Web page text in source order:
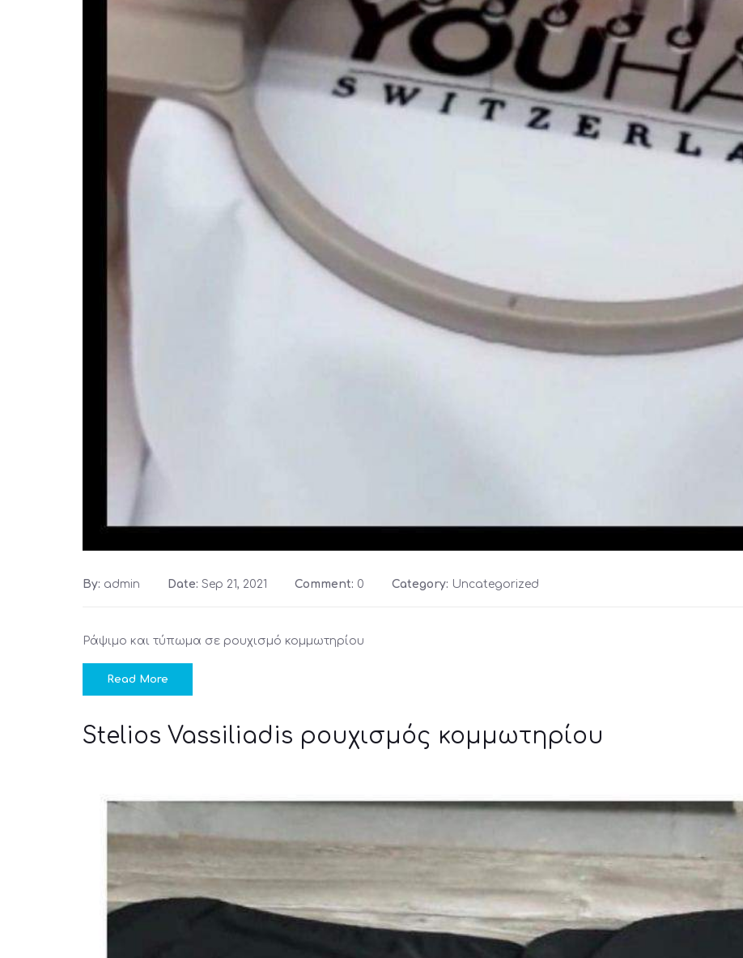
By: admin Date: Sep 21, 2021 Comment: 0 Category: Uncategorized
Ράψιμο και τύπωμα σε ρουχισμό κομμωτηρίου
Read More
Stelios Vassiliadis ρουχισμός κομμωτηρίου